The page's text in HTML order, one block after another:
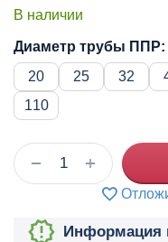
В наличии
Диаметр трубы ППР:
20
25 32
110
+
−
Информация